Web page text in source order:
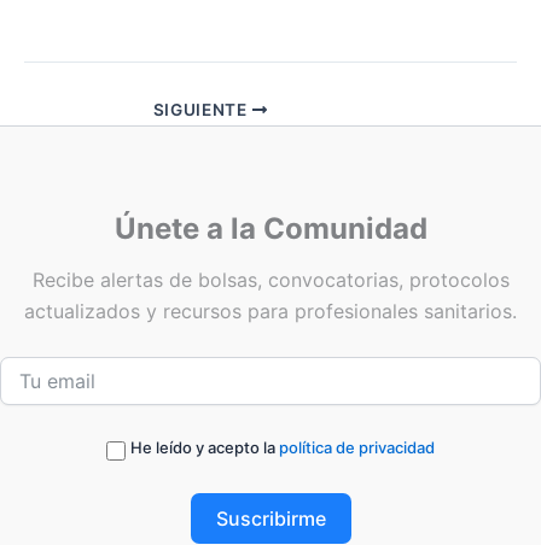
SIGUIENTE
Únete a la Comunidad
Recibe alertas de bolsas, convocatorias, protocolos
actualizados y recursos para profesionales sanitarios.
He leído y acepto la política de privacidad
Suscribirme